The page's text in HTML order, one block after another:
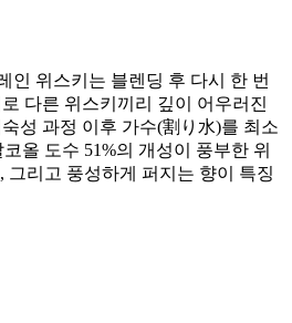
인 위스키는 블렌딩 후 다시 한 번
다른 위스키끼리 깊이 어우러진
숙성 과정 이후 가수(割り水)를 최소
올 도수 51%의 개성이 풍부한 위
그리고 풍성하게 퍼지는 향이 특징